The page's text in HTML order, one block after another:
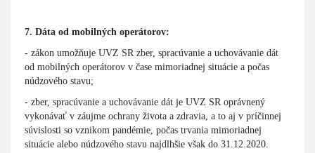
7. Dáta od mobilných operátorov:
- zákon umožňuje UVZ SR zber, spracúvanie a uchovávanie dát
od mobilných operátorov v čase mimoriadnej situácie a počas
núdzového stavu;
- zber, spracúvanie a uchovávanie dát je UVZ SR oprávnený
vykonávať v záujme ochrany života a zdravia, a to aj v príčinnej
súvislosti so vznikom pandémie, počas trvania mimoriadnej
situácie alebo núdzového stavu najdlhšie však do 31.12.2020.